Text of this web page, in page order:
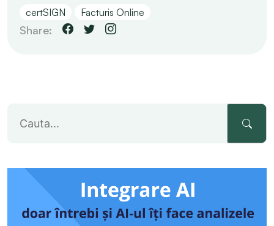
certSIGN Facturis Online
Share: